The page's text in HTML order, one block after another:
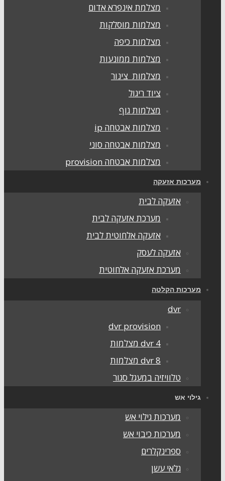
מצלמת אינפרא אדום
מצלמות מוסלקות
מצלמות כיפה
מצלמות ממונעות
מצלמות צינור
ציוד ריגול
מצלמות גוף
מצלמות אבטחה ip
מצלמות אבטחה סוני
מצלמות אבטחה provision
אזעקה
אזעקה לבית
מערכת אזעקה לבית
אזעקה אלחוטית לבית
אזעקה לעסק
מערכת אזעקה אלחוטית
הקלטה
dvr provision
dvr 4 מצלמות
dvr 8 מצלמות
טלוויזיה במעגל סגור
אש
מערכות גילוי אש
מערכות כיבוי אש
ספרינקלרים
גלאי עשן